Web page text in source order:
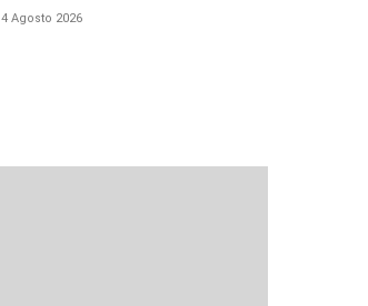
4 Agosto 2026